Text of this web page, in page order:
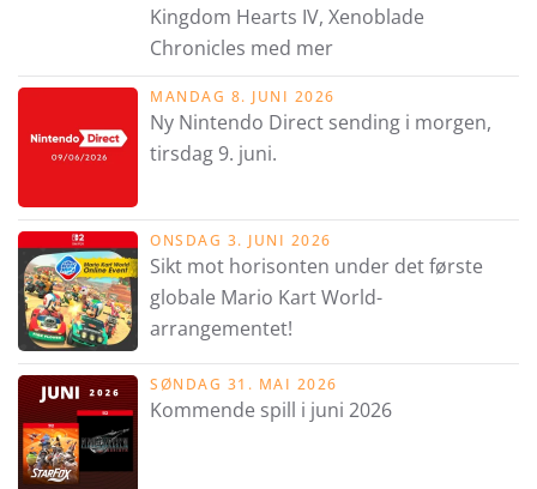
Kingdom Hearts IV, Xenoblade
Chronicles med mer
MANDAG 8. JUNI 2026
Ny Nintendo Direct sending i morgen,
tirsdag 9. juni.
ONSDAG 3. JUNI 2026
Sikt mot horisonten under det første
globale Mario Kart World-
arrangementet!
SØNDAG 31. MAI 2026
Kommende spill i juni 2026